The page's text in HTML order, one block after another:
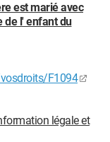
est marié avec
de l' enfant du
F1094
légale et